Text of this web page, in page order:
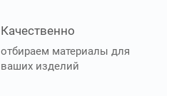
Качественно
отбираем материалы для
ваших изделий